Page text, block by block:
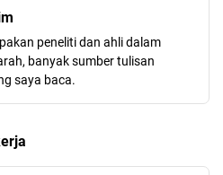
peneliti dan ahli dalam
banyak sumber tulisan
saya baca.